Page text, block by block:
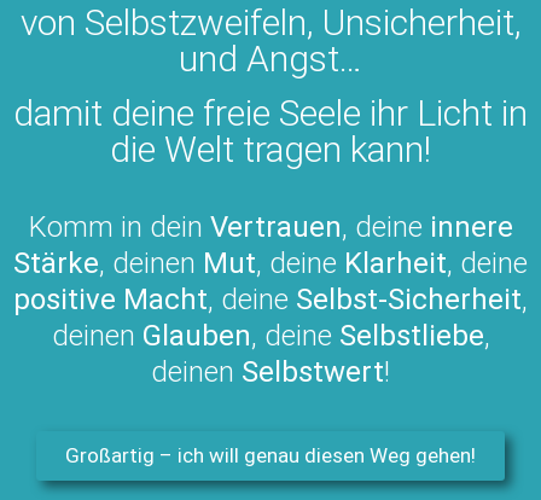
von Selbstzweifeln, Unsicherheit,
und Angst…
damit deine freie Seele ihr Licht in
die Welt tragen kann!
Komm in dein Vertrauen, deine innere
Stärke, deinen Mut, deine Klarheit, deine
positive Macht, deine Selbst-Sicherheit,
deinen Glauben, deine Selbstliebe,
deinen Selbstwert!
Großartig – ich will genau diesen Weg gehen!